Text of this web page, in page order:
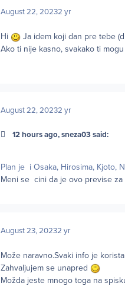
August 22, 20232 yr
Hi
Ja idem koji dan pre tebe
Ako ti nije kasno, svakako ti
August 22, 20232 yr
12 hours ago, sneza03 said:
Plan je i Osaka, Hirosima, Kjoto,
Meni se cini da je ovo previse za
August 23, 20232 yr
Može naravno.Svaki info je
Zahvaljujem se unapred
Možda jeste mnogo toga na